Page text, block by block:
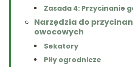
Zasada 4: Przycinanie
Narzędzia do
owocowych
Sekatory
Piły ogrodnicze